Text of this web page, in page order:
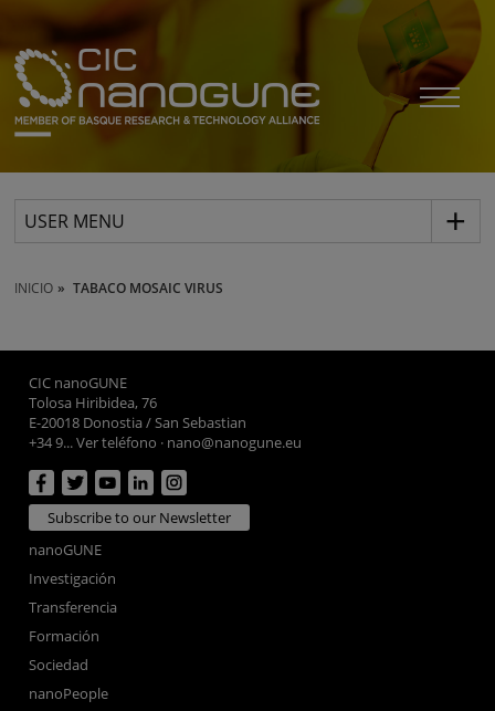
USER MENU
INICIO TABACO MOSAIC VIRUS
CIC nanoGUNE
Tolosa Hiribidea, 76
E-20018 Donostia / San Sebastian
+34 9... Ver teléfono · nano@nanogune.eu
Subscribe to our Newsletter
nanoGUNE
Investigación
Transferencia
Formación
Sociedad
nanoPeople